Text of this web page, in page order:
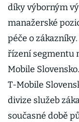
díky výborným
manažerské
péče o
řízení segmentu
Mobile
T-Mobile
divize služeb
současné době